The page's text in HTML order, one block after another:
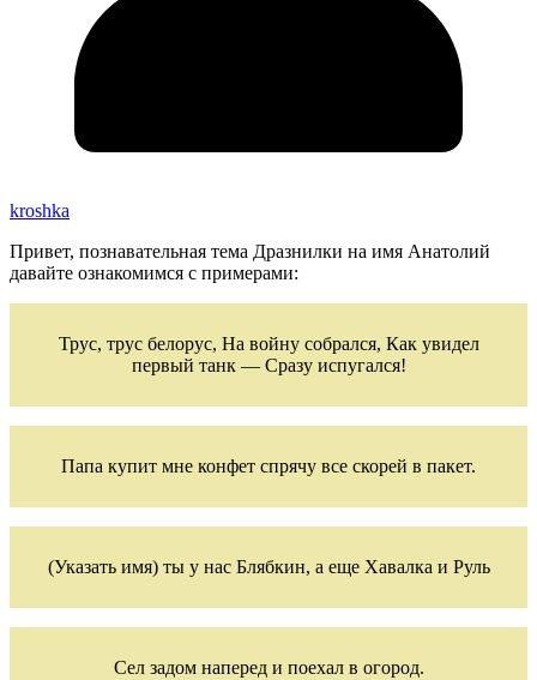
kroshka
Привет, познавательная тема Дразнилки на имя Анатолий
давайте ознакомимся с примерами:
Трус, трус белорус, На войну собрался, Как увидел
первый танк — Сразу испугался!
Папа купит мне конфет спрячу все скорей в пакет.
(Указать имя) ты у нас Блябкин, а еще Хавалка и Руль
Сел задом наперед и поехал в огород.